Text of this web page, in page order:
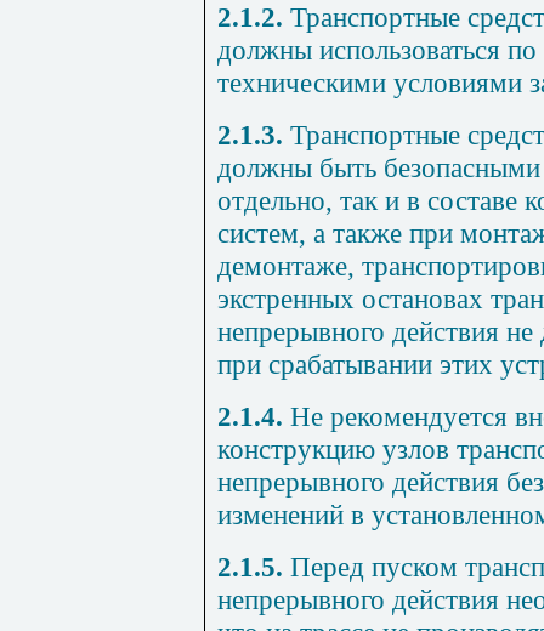
2.1.2. Транспортные
должны использоваться
техническими условиями
2.1.3. Транспортные
должны быть безопасными
отдельно, так и в составе
систем, а также при
демонтаже,
экстренных остановах
непрерывного действия
при срабатывании этих
2.1.4. Не рекомендуется
конструкцию узлов
непрерывного действия
изменений в
2.1.5. Перед пуском
непрерывного действия